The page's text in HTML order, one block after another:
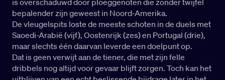
is overschaduwd door ploeggenoten die zonder twijfel
bepalender zijn geweest in Noord-Amerika.
De vleugelspits loste de meeste schoten in de duels met
Saoedi-Arabië (vijf), Oostenrijk (zes) en Portugal (drie),
maar slechts één daarvan leverde een doelpunt op.
Dat is geen verwijt aan de tiener, die met zijn felle
dribbels nog altijd voor gevaar blijft zorgen. Toch kan het